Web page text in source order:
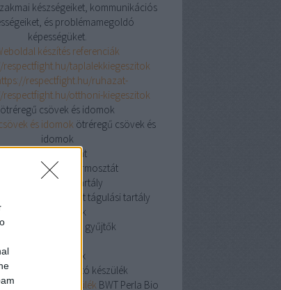
készségeiket, kommunikációs
és problémamegoldó
képességüket.
készítés referenciák
respectfight.hu/taplalekkiegeszitok
respectfight.hu/ruhazat-
respectfight.hu/otthoni-kiegeszitok
ötréregű csövek és idomok
és idomok ötréregű csövek és
idomok
csőtermosztát
csőtermosztátcsőtermosztát
nyitott tágulási tartály
nyitott tágulási tartály
osztó gyűjtők
gyűjtők
osztó gyűjtők
knipex
Perla Bio vízlágyító készülék
vízlágyító készülék BWT Perla Bio